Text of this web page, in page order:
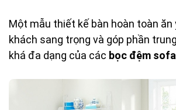
Một mẫu thiết kế bàn hoàn toàn ăn
khách sang trọng và góp phần
khá đa dạng của các bọc đệm